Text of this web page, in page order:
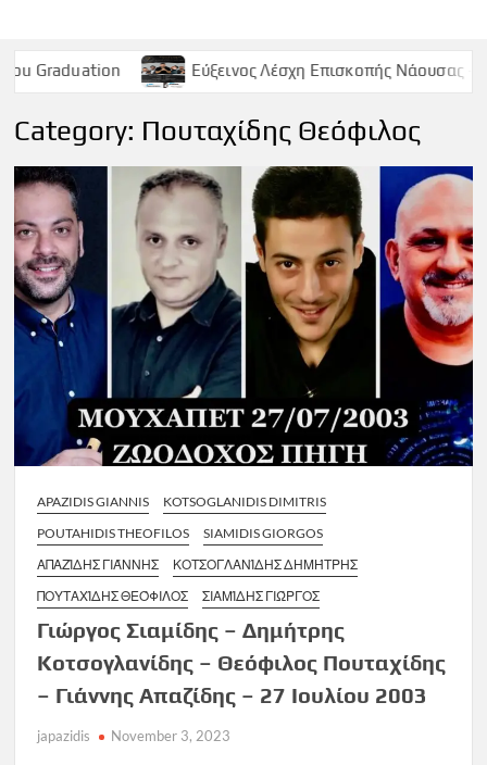
Εύξεινος Λέσχη Επισκοπής Νάουσας – Παρασκευή 9
Category: Πουταχίδης Θεόφιλος
APAZIDIS GIANNIS
KOTSOGLANIDIS DIMITRIS
POUTAHIDIS THEOFILOS
SIAMIDIS GIORGOS
ΑΠΑΖΊΔΗΣ ΓΙΆΝΝΗΣ
ΚΟΤΣΟΓΛΑΝΊΔΗΣ ΔΗΜΉΤΡΗΣ
ΠΟΥΤΑΧΊΔΗΣ ΘΕΌΦΙΛΟΣ
ΣΙΑΜΊΔΗΣ ΓΙΏΡΓΟΣ
Γιώργος Σιαμίδης – Δημήτρης
Κοτσογλανίδης – Θεόφιλος Πουταχίδης
– Γιάννης Απαζίδης – 27 Ιουλίου 2003
japazidis November 3, 2023